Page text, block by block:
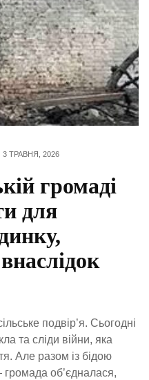
3 ТРАВНЯ, 2026
громаді
для
подвір’я. Сьогодні
та сліди війни, яка
Але разом із бідою
об’єдналася,